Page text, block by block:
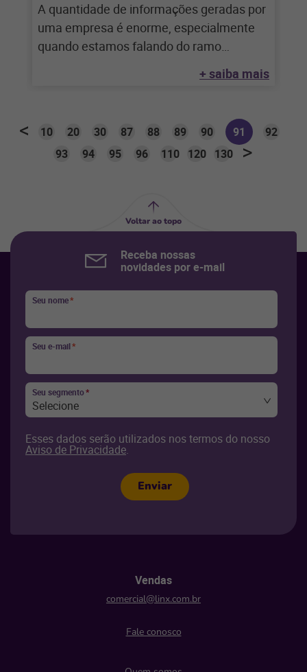
A quantidade de informações geradas por
uma empresa é enorme, especialmente
quando estamos falando do ramo
+ saiba mais
10 20 30 87 88 89 90 91
92
93
94 95 96 110 120 130
Voltar ao topo
Receba nossas
novidades por e-mail
Seu nome*
Seu e-mail*
Seu segmento*
Selecione
Esses dados serão utilizados nos termos do nosso
Aviso de Privacidade.
Enviar
Vendas
comercial@linx.com.br
Fale conosco